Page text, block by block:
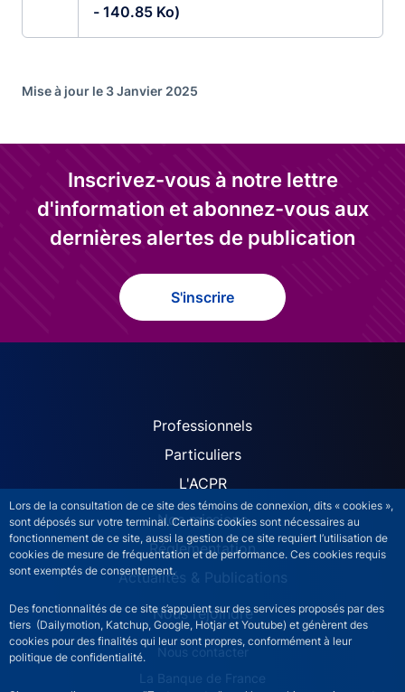
Lors de la consultation de ce site des témoins de connexion, dits « cookies »,
sont déposés sur votre terminal. Certains cookies sont nécessaires au
fonctionnement de ce site, aussi la gestion de ce site requiert l’utilisation de
cookies de mesure de fréquentation et de performance. Ces cookies requis
sont exemptés de consentement.
Des fonctionnalités de ce site s’appuient sur des services proposés par des
tiers (Dailymotion, Katchup, Google, Hotjar et Youtube) et génèrent des
cookies pour des finalités qui leur sont propres, conformément à leur
politique de confidentialité.
- 140.85 Ko)
Mise à jour le 3 Janvier 2025
Inscrivez-vous à notre lettre
d'information et abonnez-vous aux
dernières alertes de publication
S'inscrire
ACPR site navigation
Professionnels
Particuliers
L'ACPR
Nos missions
Réglementation
Actualités & Publications
Nous rejoindre
ACPR footer secondary menu (French)
Nous contacter
La Banque de France